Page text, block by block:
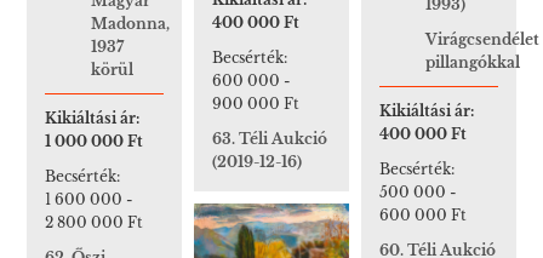
400 000 Ft
Becsérték:
600 000 -
900 000 Ft
63. Téli Aukció
(2019-12-16)
Madonna,
1937
körül
Kikiáltási ár:
1 000 000 Ft
Becsérték:
1 600 000 -
2 800 000 Ft
1993)
Virágcsendélet
pillangókkal
Kikiáltási ár:
400 000 Ft
Becsérték:
500 000 -
600 000 Ft
60. Téli Aukció